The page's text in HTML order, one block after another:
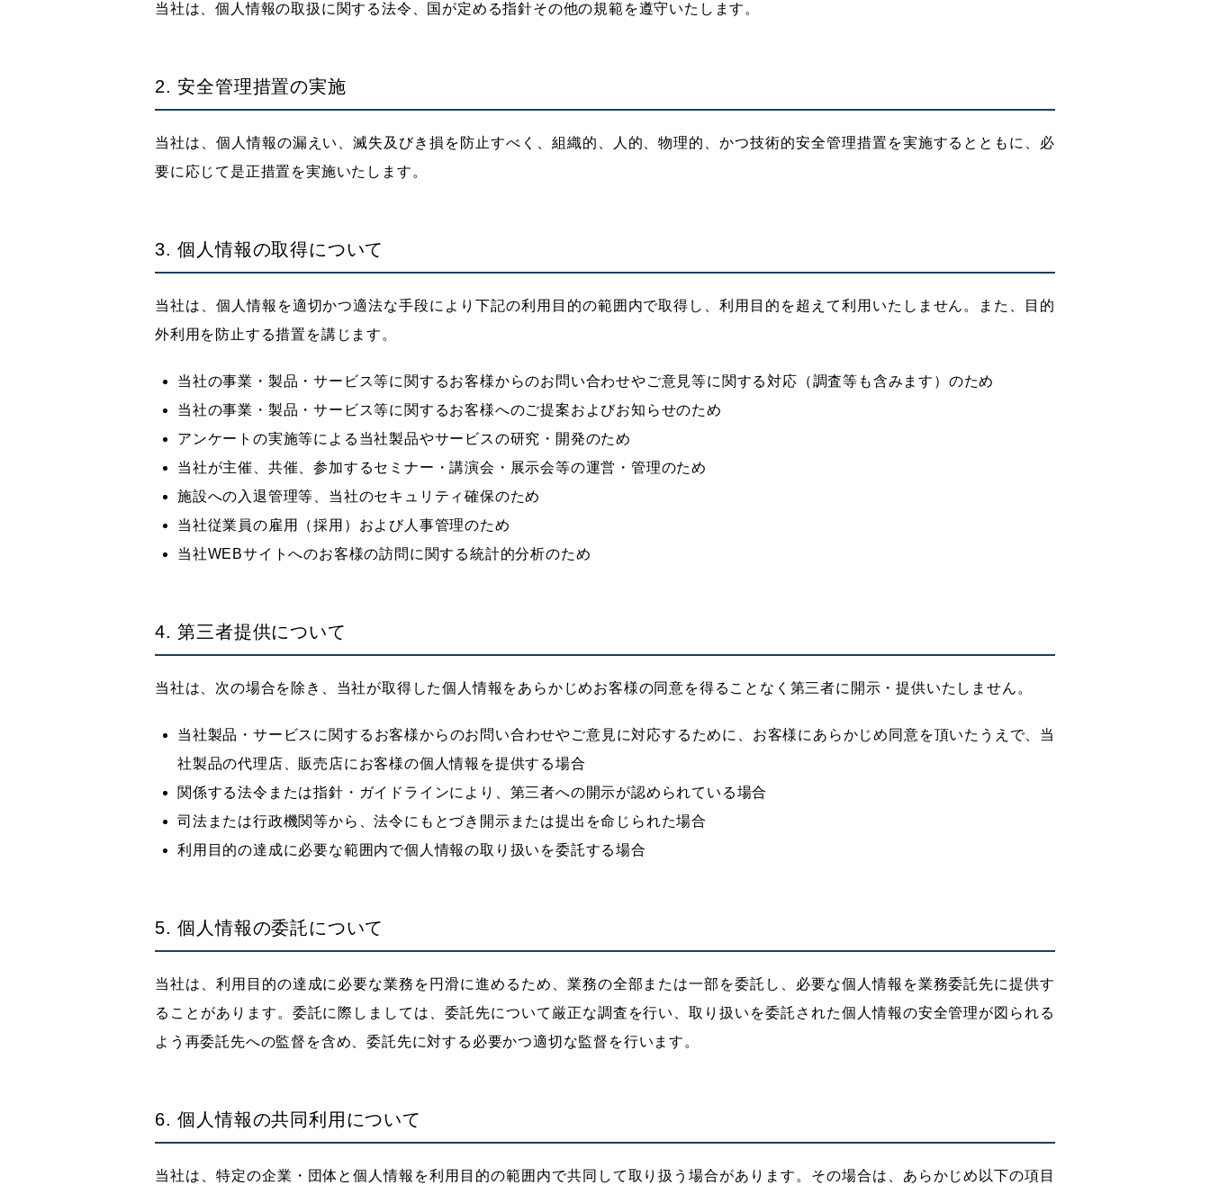
当社は、個人情報の取扱に関する法令、国が定める指針その他の規範を遵守いたします。
2. 安全管理措置の実施
当社は、個人情報の漏えい、滅失及びき損を防止すべく、組織的、人的、物理的、かつ技術的安全管理措置を実施するとともに、必
要に応じて是正措置を実施いたします。
3. 個人情報の取得について
当社は、個人情報を適切かつ適法な手段により下記の利用目的の範囲内で取得し、利用目的を超えて利用いたしません。また、目的
外利用を防止する措置を講じます。
当社の事業・製品・サービス等に関するお客様からのお問い合わせやご意見等に関する対応（調査等も含みます）のため
当社の事業・製品・サービス等に関するお客様へのご提案およびお知らせのため
アンケートの実施等による当社製品やサービスの研究・開発のため
当社が主催、共催、参加するセミナー・講演会・展示会等の運営・管理のため
施設への入退管理等、当社のセキュリティ確保のため
当社従業員の雇用（採用）および人事管理のため
当社WEBサイトへのお客様の訪問に関する統計的分析のため
4. 第三者提供について
当社は、次の場合を除き、当社が取得した個人情報をあらかじめお客様の同意を得ることなく第三者に開示・提供いたしません。
当社製品・サービスに関するお客様からのお問い合わせやご意見に対応するために、お客様にあらかじめ同意を頂いたうえで、当
社製品の代理店、販売店にお客様の個人情報を提供する場合
関係する法令または指針・ガイドラインにより、第三者への開示が認められている場合
司法または行政機関等から、法令にもとづき開示または提出を命じられた場合
利用目的の達成に必要な範囲内で個人情報の取り扱いを委託する場合
5. 個人情報の委託について
当社は、利用目的の達成に必要な業務を円滑に進めるため、業務の全部または一部を委託し、必要な個人情報を業務委託先に提供す
ることがあります。委託に際しましては、委託先について厳正な調査を行い、取り扱いを委託された個人情報の安全管理が図られる
よう再委託先への監督を含め、委託先に対する必要かつ適切な監督を行います。
6. 個人情報の共同利用について
当社は、特定の企業・団体と個人情報を利用目的の範囲内で共同して取り扱う場合があります。その場合は、あらかじめ以下の項目